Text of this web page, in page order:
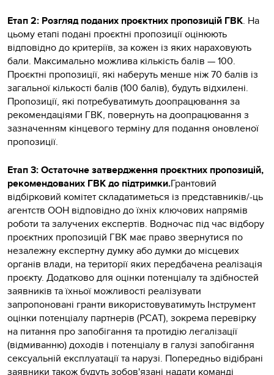
Етап 2: Розгляд поданих проєктних пропозицій ГВК. На
цьому етапі подані проєктні пропозиції оцінюють
відповідно до критеріїв, за кожен із яких нараховують
бали. Максимально можлива кількість балів — 100.
Проєктні пропозиції, які наберуть менше ніж 70 балів із
загальної кількості балів (100 балів), будуть відхилені.
Пропозиції, які потребуватимуть доопрацювання за
рекомендаціями ГВК, повернуть на доопрацювання з
зазначенням кінцевого терміну для подання оновленої
пропозиції.
Етап 3: Остаточне затвердження проєктних пропозицій,
рекомендованих ГВК до підтримки.Грантовий
відбірковий комітет складатиметься із представників/-ць
агентств ООН відповідно до їхніх ключових напрямів
роботи та залучених експертів. Водночас під час відбору
проєктних пропозицій ГВК має право звернутися по
незалежну експертну думку або думки до місцевих
органів влади, на території яких передбачена реалізація
проєкту. Додатково для оцінки потенціалу та здібностей
заявників та їхньої можливості реалізувати
запропоновані гранти використовуватимуть Інструмент
оцінки потенціалу партнерів (PCAT), зокрема перевірку
на питання про запобігання та протидію легалізації
(відмиванню) доходів і потенціалу в галузі запобігання
сексуальній експлуатації та нарузі. Попередньо відібрані
заявники також будуть зобов'язані надати команді